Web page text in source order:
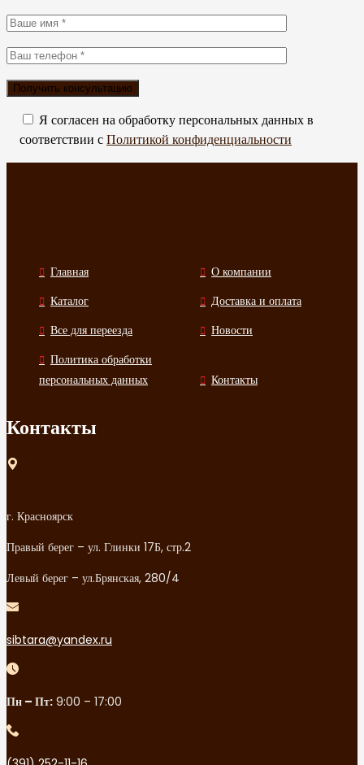
Я согласен на обработку персональных данных в
соответствии сПолитикой конфиденциальности
Главная
О компании
Каталог
Доставка и оплата
Все для переезда
Новости
Политика обработки
персональных данных
Контакты
Контакты
г. Красноярск
Правый берег – ул. Глинки 17Б, стр.2
Левый берег – ул.Брянская, 280/4
sibtara@yandex.ru
Пн – Пт: 9:00 – 17:00